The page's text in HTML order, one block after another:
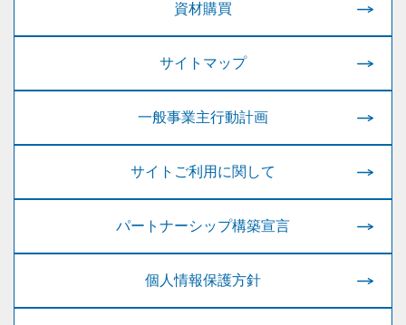
資材購買
サイトマップ
一般事業主行動計画
サイトご利用に関して
パートナーシップ構築宣言
個人情報保護方針